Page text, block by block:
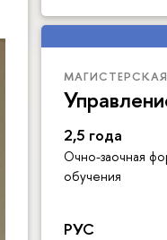
2,5 года
Очно-заочная
обучения
РУС